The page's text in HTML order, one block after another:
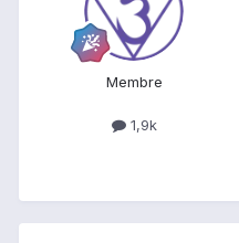
Membre
1,9k